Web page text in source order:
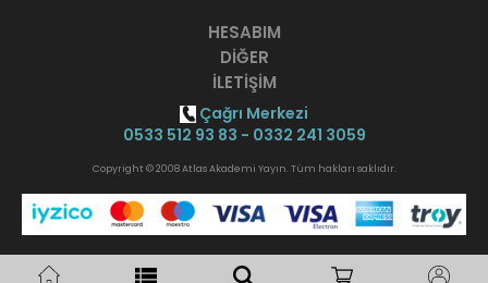
HESABIM
DİĞER
İLETİŞİM
Çağrı Merkezi
0533 512 93 83 - 0332 241 3059
Copyright © 2008 Atlas Akademi Yayın. Tüm hakları saklıdır.
Opak B2B Yazılımı ile hazırlanmıştır.